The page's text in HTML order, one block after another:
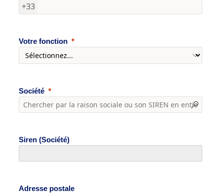
+33
Votre fonction
Société
Siren (Société)
Adresse postale